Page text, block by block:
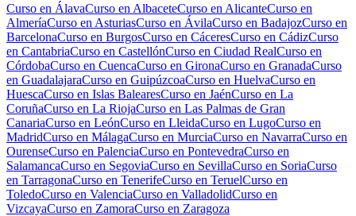
Curso en ÁlavaCurso en AlbaceteCurso en AlicanteCurso en
AlmeríaCurso en AsturiasCurso en ÁvilaCurso en BadajozCurso en
BarcelonaCurso en BurgosCurso en CáceresCurso en CádizCurso
en CantabriaCurso en CastellónCurso en Ciudad RealCurso en
CórdobaCurso en CuencaCurso en GironaCurso en GranadaCurso
en GuadalajaraCurso en GuipúzcoaCurso en HuelvaCurso en
HuescaCurso en Islas BalearesCurso en JaénCurso en La
CoruñaCurso en La RiojaCurso en Las Palmas de Gran
CanariaCurso en LeónCurso en LleidaCurso en LugoCurso en
MadridCurso en MálagaCurso en MurciaCurso en NavarraCurso en
OurenseCurso en PalenciaCurso en PontevedraCurso en
SalamancaCurso en SegoviaCurso en SevillaCurso en SoriaCurso
en TarragonaCurso en TenerifeCurso en TeruelCurso en
ToledoCurso en ValenciaCurso en ValladolidCurso en
VizcayaCurso en ZamoraCurso en Zaragoza